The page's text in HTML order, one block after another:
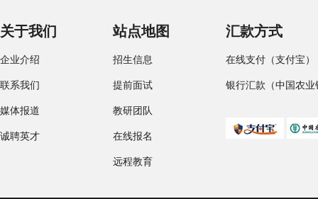
关于我们
企业介绍
联系我们
媒体报道
诚聘英才
站点地图
招生信息
提前面试
教研团队
在线报名
远程教育
汇款方式
在线支付（支付宝）
银行汇款（中国农业